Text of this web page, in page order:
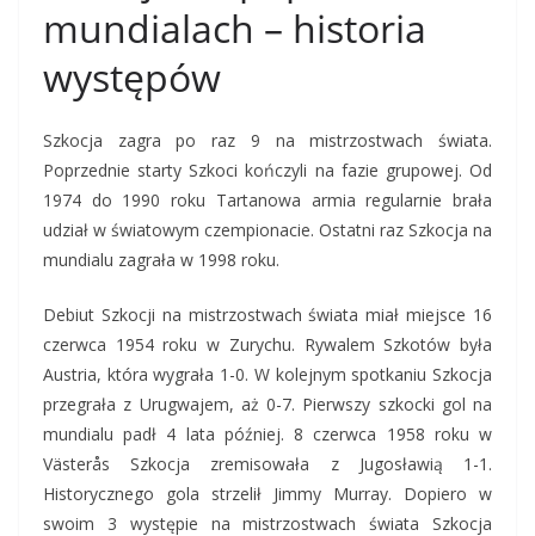
mundialach – historia
występów
Szkocja zagra po raz 9 na mistrzostwach świata.
Poprzednie starty Szkoci kończyli na fazie grupowej. Od
1974 do 1990 roku Tartanowa armia regularnie brała
udział w światowym czempionacie. Ostatni raz Szkocja na
mundialu zagrała w 1998 roku.
Debiut Szkocji na mistrzostwach świata miał miejsce 16
czerwca 1954 roku w Zurychu. Rywalem Szkotów była
Austria, która wygrała 1-0. W kolejnym spotkaniu Szkocja
przegrała z Urugwajem, aż 0-7. Pierwszy szkocki gol na
mundialu padł 4 lata później. 8 czerwca 1958 roku w
Västerås Szkocja zremisowała z Jugosławią 1-1.
Historycznego gola strzelił Jimmy Murray. Dopiero w
swoim 3 występie na mistrzostwach świata Szkocja